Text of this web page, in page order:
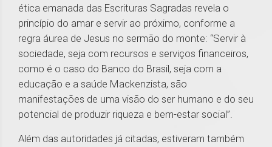
ética emanada das Escrituras Sagradas revela o
princípio do amar e servir ao próximo, conforme a
regra áurea de Jesus no sermão do monte: “Servir à
sociedade, seja com recursos e serviços financeiros,
como é o caso do Banco do Brasil, seja com a
educação e a saúde Mackenzista, são
manifestações de uma visão do ser humano e do seu
potencial de produzir riqueza e bem-estar social”.
Além das autoridades já citadas, estiveram também